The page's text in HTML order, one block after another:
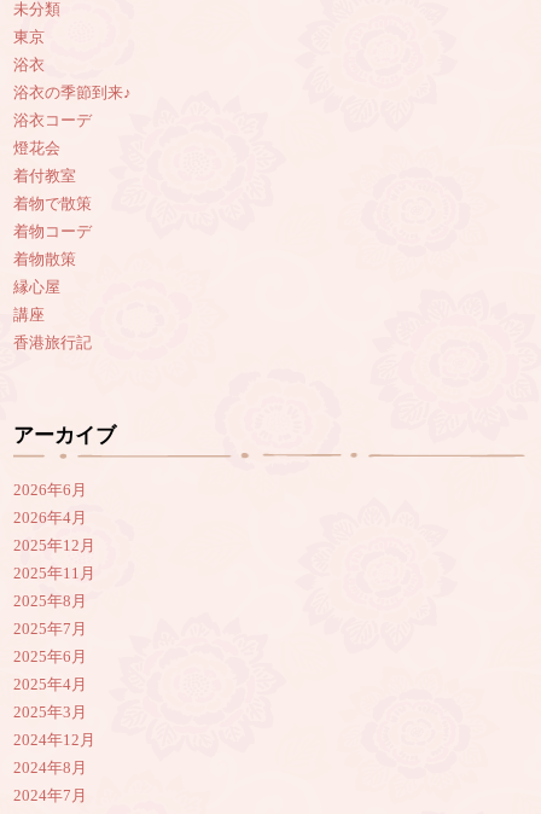
未分類
東京
浴衣
浴衣の季節到来♪
浴衣コーデ
燈花会
着付教室
着物で散策
着物コーデ
着物散策
縁心屋
講座
香港旅行記
アーカイブ
2026年6月
2026年4月
2025年12月
2025年11月
2025年8月
2025年7月
2025年6月
2025年4月
2025年3月
2024年12月
2024年8月
2024年7月